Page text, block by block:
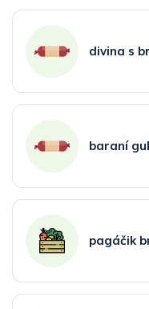
divina s
baraní
pagáčik